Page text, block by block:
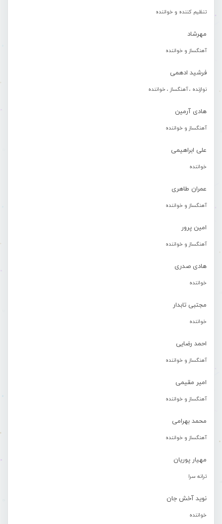
تنظیم کننده و خواننده
مهرشاد
آهنگساز و خواننده
فرشید ادهمی
نوازنده ، آهنگساز ، خواننده
هادی آرمین
آهنگساز و خواننده
علی ابراهیمی
خواننده
عمران طاهری
آهنگساز و خواننده
امین پرور
آهنگساز و خواننده
هادی صدری
خواننده
مجتبی تابدار
خواننده
احمد رضایی
آهنگساز و خواننده
امیر مقیمی
آهنگساز و خواننده
محمد بهرامی
آهنگساز و خواننده
مهیار پوریان
ترانه سرا
نوید آخش جان
خواننده